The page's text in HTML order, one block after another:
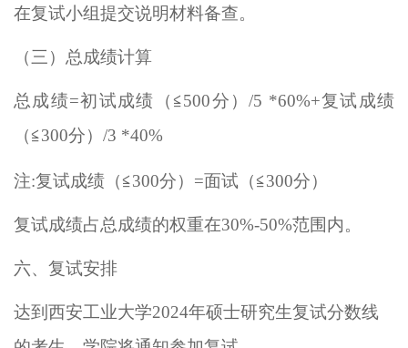
在复试小组提交说明材料备查。
（三） 总成绩计算
总成绩=初试成绩 （ ≦500分）/5 *60%+复试成绩
（≦300分） /3 *40%
注:复试成绩（≦300分） =面试（≦300分）
复试成绩占总成绩的权重在30%-50%范围内。
六、复试安排
达到西安工业大学2024年硕士研究生复试分数线